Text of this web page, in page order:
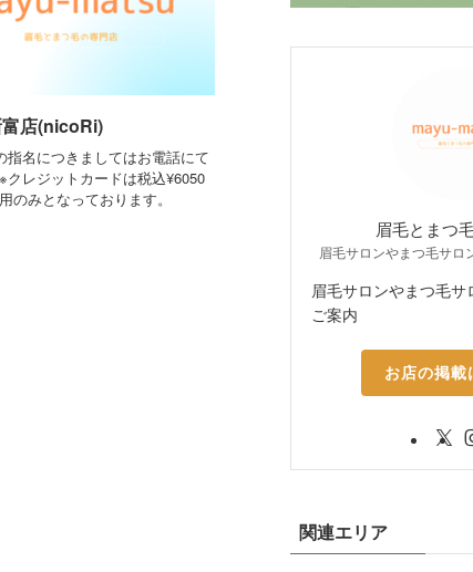
店(nicoRi)
指名につきましてはお電話にて
クレジットカードは税込¥6050
のみとなっております。
眉毛とまつ
眉毛サロンやまつ毛サロ
眉毛サロンやまつ毛
ご案内
お店の掲載
関連エリア